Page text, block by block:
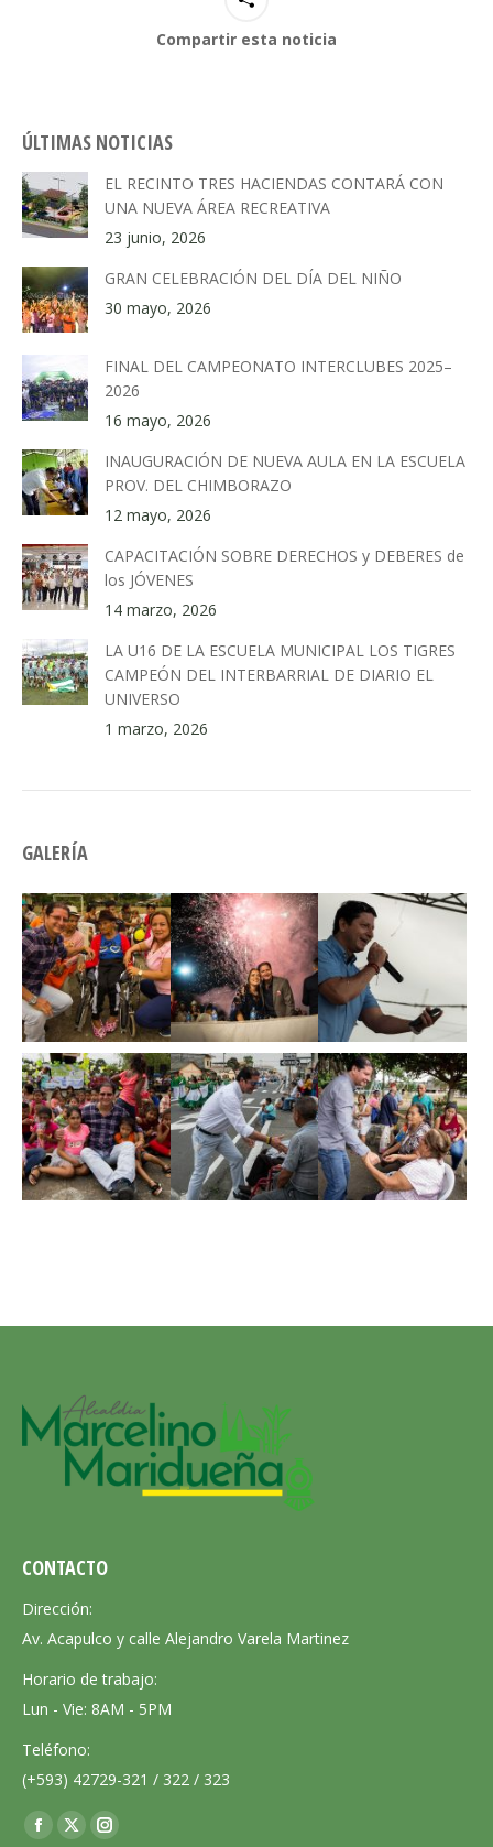
Compartir esta noticia
ÚLTIMAS NOTICIAS
EL RECINTO TRES HACIENDAS CONTARÁ CON
UNA NUEVA ÁREA RECREATIVA
23 junio, 2026
GRAN CELEBRACIÓN DEL DÍA DEL NIÑO
30 mayo, 2026
FINAL DEL CAMPEONATO INTERCLUBES 2025–
2026
16 mayo, 2026
INAUGURACIÓN DE NUEVA AULA EN LA ESCUELA
PROV. DEL CHIMBORAZO
12 mayo, 2026
CAPACITACIÓN SOBRE DERECHOS y DEBERES de
los JÓVENES
14 marzo, 2026
LA U16 DE LA ESCUELA MUNICIPAL LOS TIGRES
CAMPEÓN DEL INTERBARRIAL DE DIARIO EL
UNIVERSO
1 marzo, 2026
GALERÍA
CONTACTO
Dirección:
Av. Acapulco y calle Alejandro Varela Martinez
Horario de trabajo:
Lun - Vie: 8AM - 5PM
Teléfono:
(+593) 42729-321 / 322 / 323
Encuéntranos en:
Facebook
X
Instagram